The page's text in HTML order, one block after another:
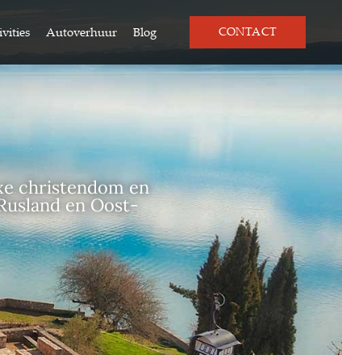
Autoverhuur Blog CONTACT
christendom en
en Oost-